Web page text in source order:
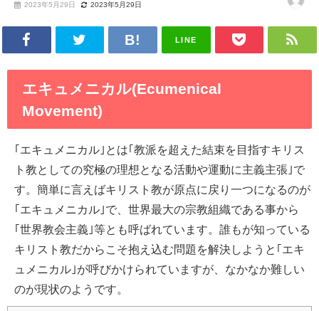
2023年5月29日 2023年5月29日
LINE
エキュメニカル(Ecumenical
Movement)
｢エキュメニカル｣とは｢教派を超えた結束を目指すキリス
ト教としての究極の理想となる活動や運動に主義主張｣で
す。簡単に言えばキリスト教が原点に戻り一つになるのが
｢エキュメニカル｣で、世界最大の宗教組織である事から
｢世界教会主義｣等とも呼ばれています。誰もが知っている
キリスト教だからこそ抱え込む問題を解決しようと｢エキ
ュメニカル｣が呼びかけられていますが、なかなか難しい
のが現状のようです。